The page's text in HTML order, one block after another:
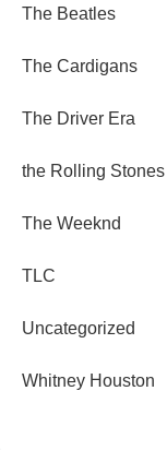
The Beatles
The Cardigans
The Driver Era
the Rolling Stones
The Weeknd
TLC
Uncategorized
Whitney Houston